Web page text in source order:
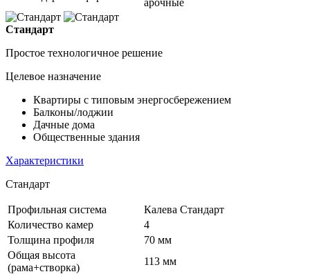
Стандарт
Простое технологичное решение
Целевое назначение
Квартиры с типовым энергосбережением
Балконы/лоджии
Дачные дома
Общественные здания
Характеристики
Стандарт
Профильная система
Калева Стандарт
Количество камер
4
Толщина профиля
70 мм
Общая высота
(рама+створка)
113 мм